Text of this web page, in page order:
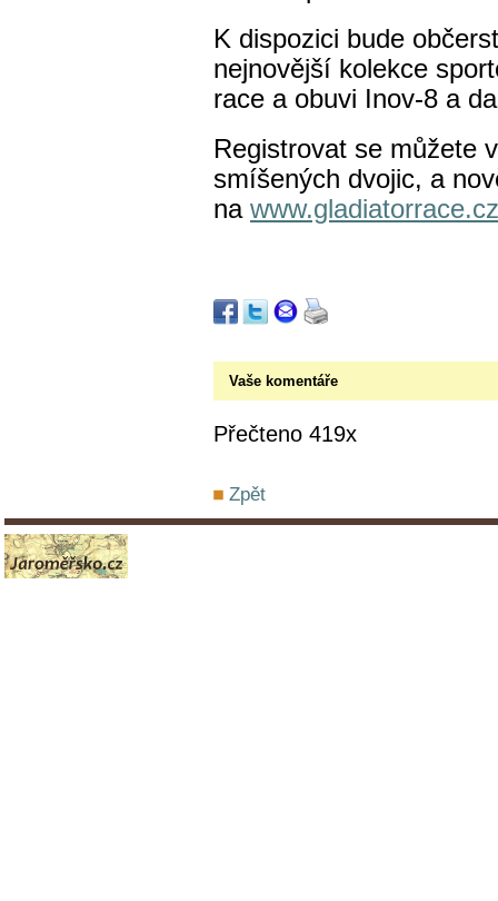
K dispozici bude
nejnovější kolekce
race a obuvi Inov-8 a
Registrovat se můžete
smíšených dvojic, a
na www.gladiatorrace.cz
Vaše komentáře
Přečteno 419x
Zpět